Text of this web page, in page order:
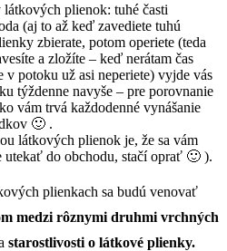
látkových plienok: tuhé časti
(aj to až keď zavediete tuhú
zbierate, potom operiete (teda
a zložíte – keď nerátam čas
v potoku už asi neperiete) vyjde vás
týždenne navyše – pre porovnanie
vám trvá každodenné vynášanie
🙂 .
látkových plienok je, že sa vám
utekať do obchodu, stačí oprať 🙂 ).
plienkach sa budú venovať
medzi rôznymi druhmi vrchných
starostlivosti o látkové plienky.